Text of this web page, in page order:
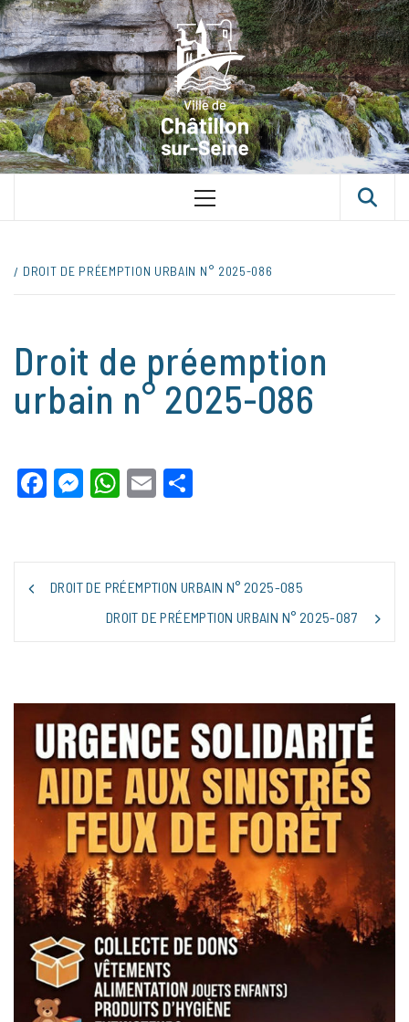
Skip
to
content
VILLE
SUR-SEINE
UNE VILLE DANS UN PARC
Primary
DROIT DE PRÉEMPTION URBAIN N° 2025-086
Droit de préemption
urbain n° 2025-086
Facebook
Messenger
WhatsApp
Email
NAVIGATION
DE
DROIT DE PRÉEMPTION URBAIN N° 2025-085
DROIT DE PRÉEMPTION URBAIN N° 2025-087